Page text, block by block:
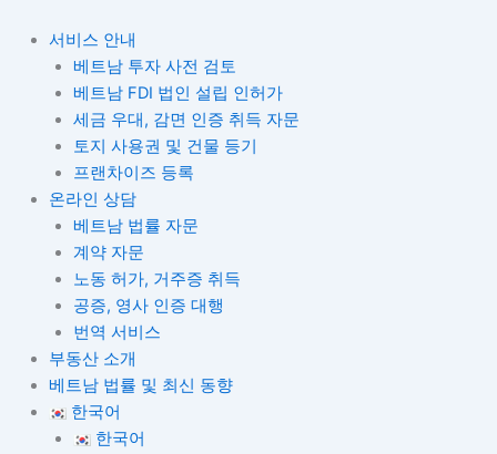
서비스 안내
베트남 투자 사전 검토
베트남 FDI 법인 설립 인허가
세금 우대, 감면 인증 취득 자문
토지 사용권 및 건물 등기
프랜차이즈 등록
온라인 상담
베트남 법률 자문
계약 자문
노동 허가, 거주증 취득
공증, 영사 인증 대행
번역 서비스
부동산 소개
베트남 법률 및 최신 동향
한국어
한국어